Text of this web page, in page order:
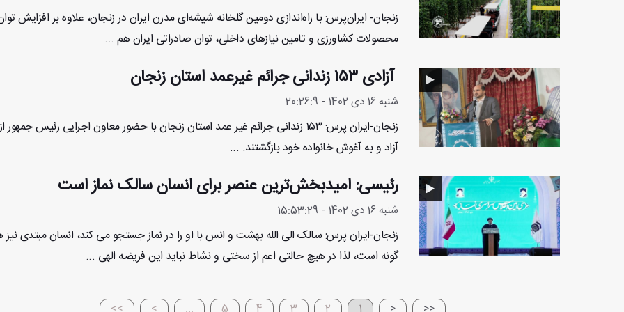
زنجان- ایران‌پرس: با راه‌اندازی دومین گلخانه شیشه‌ای مدرن ایران در زنجان، علاوه بر افزایش
محصولات کشاورزی و تامین نیازهای داخلی، توان صادراتی ایران هم ...
آزادی ۱۵۳ زندانی جرائم غیرعمد استان زنجان
شنبه 16 دی 1402 - 20:26:9
زنجان-ایران پرس: ۱۵۳ زندانی جرائم غیر عمد استان زنجان با حضور معاون اجرایی رئیس جمهور
آزاد و به آغوش خانواده خود بازگشتند. ...
رئیسی: امیدبخش‌ترین عنصر برای انسان سالک نماز است
شنبه 16 دی 1402 - 15:53:29
زنجان-ایران پرس: سالک الی الله بهشت و انس با او را در نماز جستجو می کند، انسان مبتدی
گونه است، لذا در هیچ حالتی اعم از سختی و نشاط نباید این فریضه الهی ...